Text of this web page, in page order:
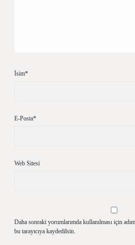
İsim*
E-Posta*
Web Sitesi
Daha sonraki yorumlarımda kullanılması için
bu tarayıcıya kaydedilsin.